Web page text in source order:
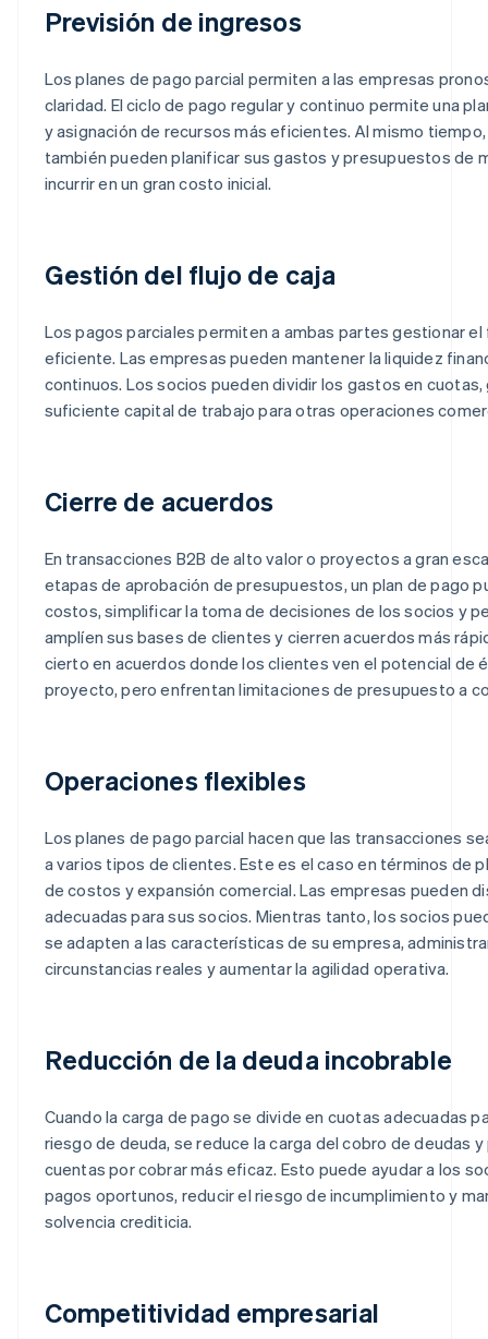
Previsión de ingresos
Los planes de pago parcial permiten a las empresas
claridad. El ciclo de pago regular y continuo permite una
y asignación de recursos más eficientes. Al mismo
también pueden planificar sus gastos y presupuestos de
incurrir en un gran costo inicial.
Gestión del flujo de caja
Los pagos parciales permiten a ambas partes gestionar
eficiente. Las empresas pueden mantener la liquidez
continuos. Los socios pueden dividir los gastos en
suficiente capital de trabajo para otras operaciones
Cierre de acuerdos
En transacciones B2B de alto valor o proyectos a gran
etapas de aprobación de presupuestos, un plan de pago
costos, simplificar la toma de decisiones de los socios y
amplíen sus bases de clientes y cierren acuerdos más
cierto en acuerdos donde los clientes ven el potencial de
proyecto, pero enfrentan limitaciones de presupuesto a
Operaciones flexibles
Los planes de pago parcial hacen que las transacciones
a varios tipos de clientes. Este es el caso en términos de
de costos y expansión comercial. Las empresas pueden
adecuadas para sus socios. Mientras tanto, los socios
se adapten a las características de su empresa,
circunstancias reales y aumentar la agilidad operativa.
Reducción de la deuda incobrable
Cuando la carga de pago se divide en cuotas adecuadas
riesgo de deuda, se reduce la carga del cobro de deudas
cuentas por cobrar más eficaz. Esto puede ayudar a los
pagos oportunos, reducir el riesgo de incumplimiento y
solvencia crediticia.
Competitividad empresarial